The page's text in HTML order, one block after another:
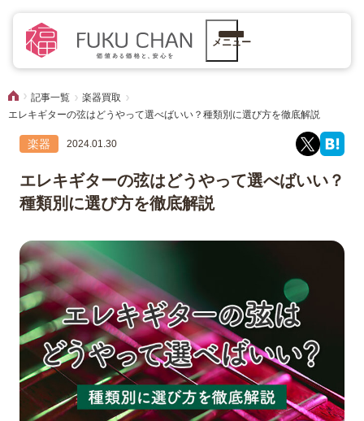
メニュー
記事一覧
楽器買取
エレキギターの弦はどうやって選べばいい？種類別に選び方を徹底解説
楽器 2024.01.30
エレキギターの弦はどうやって選べばいい？
種類別に選び方を徹底解説